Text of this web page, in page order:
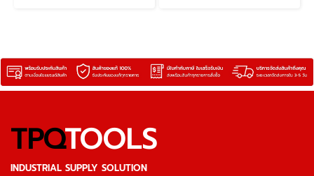
TPQTOOLS
INDUSTRIAL SUPPLY SOLUTION